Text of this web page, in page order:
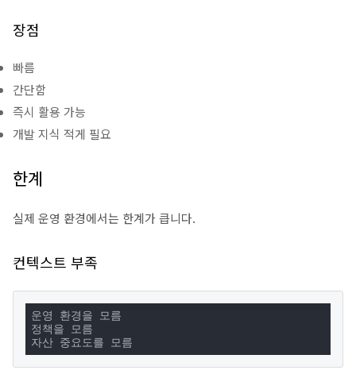
장점
빠름
간단함
즉시 활용 가능
개발 지식 적게 필요
한계
실제 운영 환경에서는 한계가 큽니다.
컨텍스트 부족
운영 환경을 모름
정책을 모름
자산 중요도를 모름